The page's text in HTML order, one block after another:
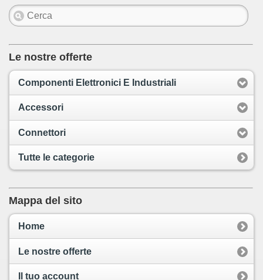
Le nostre offerte
Componenti Elettronici E Industriali
Accessori
Connettori
Tutte le categorie
Mappa del sito
Home
Le nostre offerte
Il tuo account